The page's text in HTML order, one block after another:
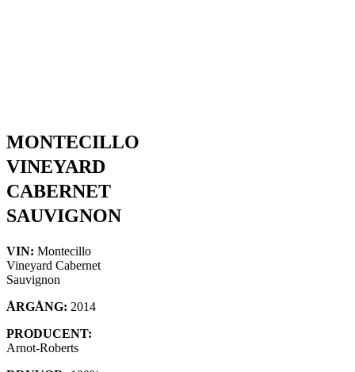
MONTECILLO
VINEYARD
CABERNET
SAUVIGNON
VIN: Montecillo
Vineyard Cabernet
Sauvignon
ÅRGÅNG: 2014
PRODUCENT:
Arnot-Roberts